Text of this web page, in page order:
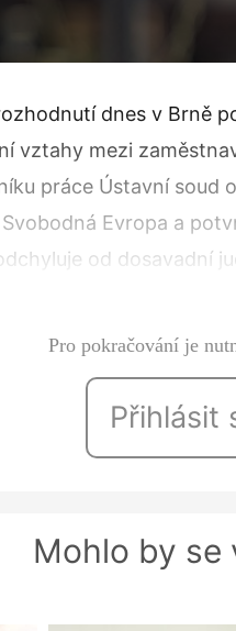
dnes v Brně
vztahy mezi
práce Ústavní soud
Evropa a
od dosavadní
Pro pokračování je
Přihlásit
Mohlo by se